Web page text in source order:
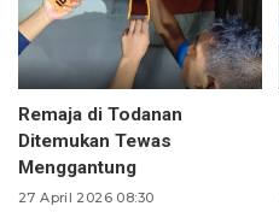
Remaja di Todanan
Ditemukan Tewas
Menggantung
27 April 2026 08:30